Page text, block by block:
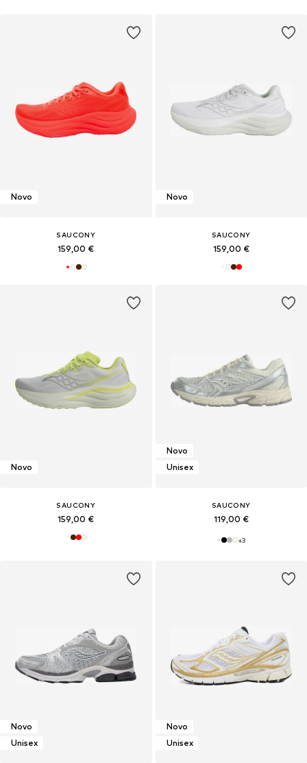
Novo
SAUCONY
159,00 €
Novo
SAUCONY
159,00 €
Novo
SAUCONY
159,00 €
Novo
Unisex
SAUCONY
119,00 €
+3
Novo
Unisex
Novo
Unisex